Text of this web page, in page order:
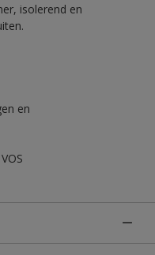
isolerend en
en